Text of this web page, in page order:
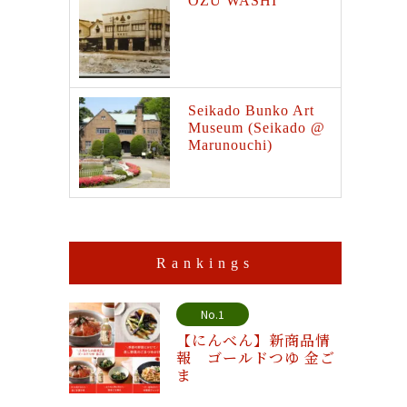
Seikado Bunko Art
Museum (Seikado @
Marunouchi)
Rankings
No.1
【にんべん】新商品情
報 ゴールドつゆ 金ご
ま